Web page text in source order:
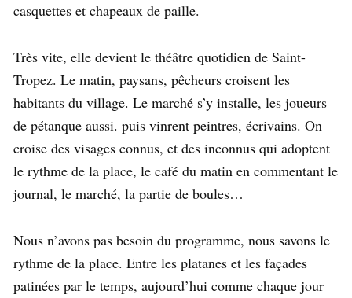
casquettes et chapeaux de paille.
Très vite, elle devient le théâtre quotidien de Saint-
Tropez. Le matin, paysans, pêcheurs croisent les
habitants du village. Le marché s’y installe, les joueurs
de pétanque aussi. puis vinrent peintres, écrivains. On
croise des visages connus, et des inconnus qui adoptent
le rythme de la place, le café du matin en commentant le
journal, le marché, la partie de boules…
Nous n’avons pas besoin du programme, nous savons le
rythme de la place. Entre les platanes et les façades
patinées par le temps, aujourd’hui comme chaque jour